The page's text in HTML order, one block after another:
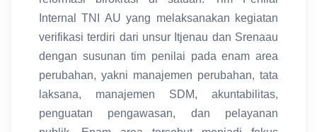
Internal TNI AU yang melaksanakan kegiatan
verifikasi terdiri dari unsur Itjenau dan Srenaau
dengan susunan tim penilai pada enam area
perubahan, yakni manajemen perubahan, tata
laksana, manajemen SDM, akuntabilitas,
penguatan pengawasan, dan pelayanan